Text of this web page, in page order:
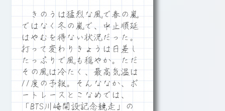
きのうは猛烈な風で春の嵐
ではなく冬の嵐で、中止順延
はやむを得ない状況だった。
打って変わりきょうは日差し
たっぷりで風も穏やか。ただ
その風は冷たく、最高気温は
11度の予報。そんななか、ボ
ートレースとこなめでは、
「BTS川崎開設記念競走」の